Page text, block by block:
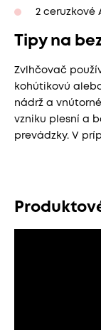
2 ceruzkové
Tipy na
Zvlhčovač
kohútikovú
nádrž a
vzniku plesní a
prevádzky. V